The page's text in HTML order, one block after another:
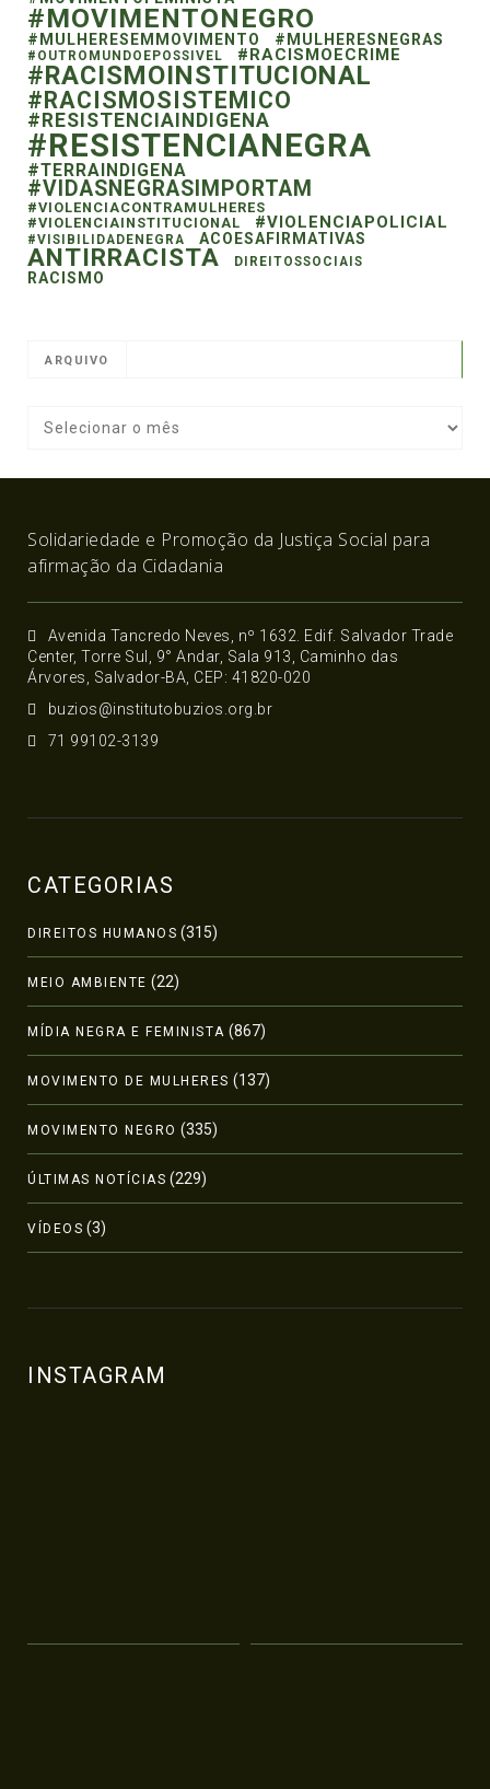
#MOVIMENTONEGRO
#MULHERESEMMOVIMENTO #MULHERESNEGRAS
#OUTROMUNDOEPOSSIVEL #RACISMOECRIME
#RACISMOINSTITUCIONAL
#RACISMOSISTEMICO
#RESISTENCIAINDIGENA
#RESISTENCIANEGRA
#TERRAINDIGENA
#VIDASNEGRASIMPORTAM
#VIOLENCIACONTRAMULHERES
#VIOLENCIAINSTITUCIONAL
#VIOLENCIAPOLICIAL
#VISIBILIDADENEGRA ACOESAFIRMATIVAS
ANTIRRACISTA DIREITOSSOCIAIS
RACISMO
ARQUIVO
Solidariedade e Promoção da Justiça Social para
afirmação da Cidadania
Avenida Tancredo Neves, nº 1632. Edif. Salvador Trade
Center, Torre Sul, 9° Andar, Sala 913, Caminho das
Árvores, Salvador-BA, CEP: 41820-020
buzios@institutobuzios.org.br
71 99102-3139
CATEGORIAS
DIREITOS HUMANOS (315)
MEIO AMBIENTE (22)
MÍDIA NEGRA E FEMINISTA (867)
MOVIMENTO DE MULHERES (137)
MOVIMENTO NEGRO (335)
ÚLTIMAS NOTÍCIAS (229)
VÍDEOS (3)
INSTAGRAM